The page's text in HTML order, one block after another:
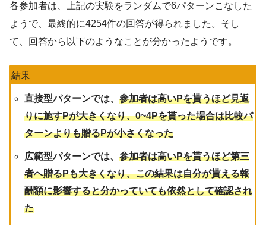
各参加者は、上記の実験をランダムで6パターンこなした
ようで、最終的に4254件の回答が得られました。そし
て、回答から以下のようなことが分かったようです。
結果
直接型パターンでは、 参加者は高いPを貰うほど見返
りに施すPが大きくなり、0~4Pを貰った場合は比較パ
ターンよりも贈るPが小さくなった
広範型パターンでは、 参加者は高いPを貰うほど第三
者へ贈るPも大きくなり、この結果は自分が貰える報
酬額に影響すると分かっていても依然として確認され
た